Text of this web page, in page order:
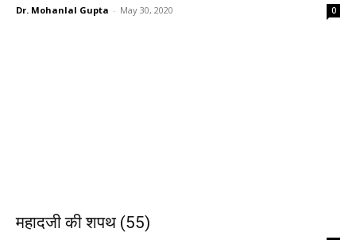
Dr. Mohanlal Gupta - May 30, 2020 0
महादजी की शपथ (55)